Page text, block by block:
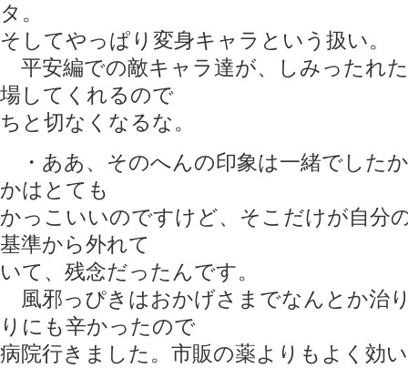
タ。
そしてやっぱり変身キャラという扱い。
平安編での敵キャラ達が、しみったれ
場してくれるので
ちと切なくなるな。
・ああ、そのへんの印象は一緒でした
かはとても
かっこいいのですけど、そこだけが自分
基準から外れて
いて、残念だったんです。
風邪っぴきはおかげさまでなんとか治
りにも辛かったので
病院行きました。市販の薬よりもよく効